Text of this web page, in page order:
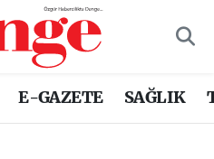
E-GAZETE SAĞLIK